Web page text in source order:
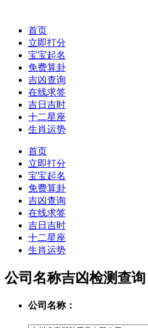
首页
立即打分
宝宝起名
免费算卦
吉凶查询
在线求签
吉日吉时
十二星座
生肖运势
首页
立即打分
宝宝起名
免费算卦
吉凶查询
在线求签
吉日吉时
十二星座
生肖运势
公司名称吉凶检测查询
公司名称：